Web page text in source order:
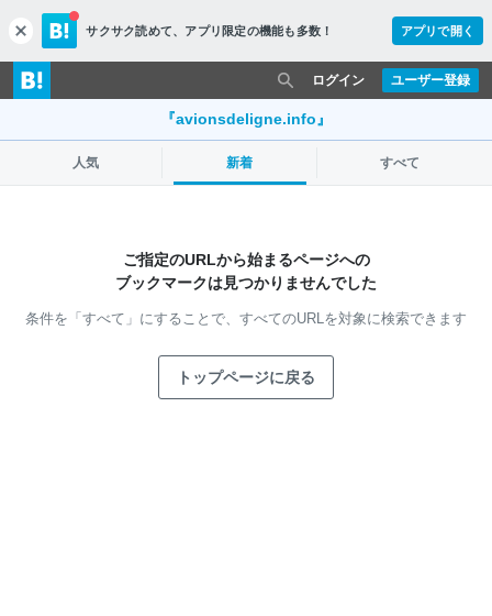
c
l
o
s
サクサク読めて、 アプリ限定の機能も多数！ アプリで開く
ユーザー登録
ログイン
『avionsdeligne.info』
人気 新着 すべて
ご指定のURLから始まるページへの
ブックマークは見つかりませんでした
条件を「すべて」にすることで、 すべてのURLを対象に検索できます
トップページに戻る